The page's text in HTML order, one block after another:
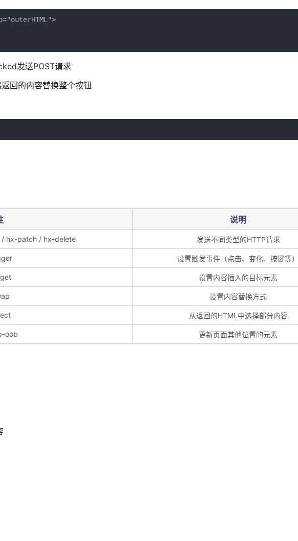
发送POST请求
回的内容替换整个按钮
说明
hx-patch / hx-delete 发送不同类型的HTTP请求
设置触发事件（点击、变化、按键等
设置内容插入的目标元素
设置内容替换方式
从返回的HTML中选择部分内容
oob 更新页面其他位置的元素